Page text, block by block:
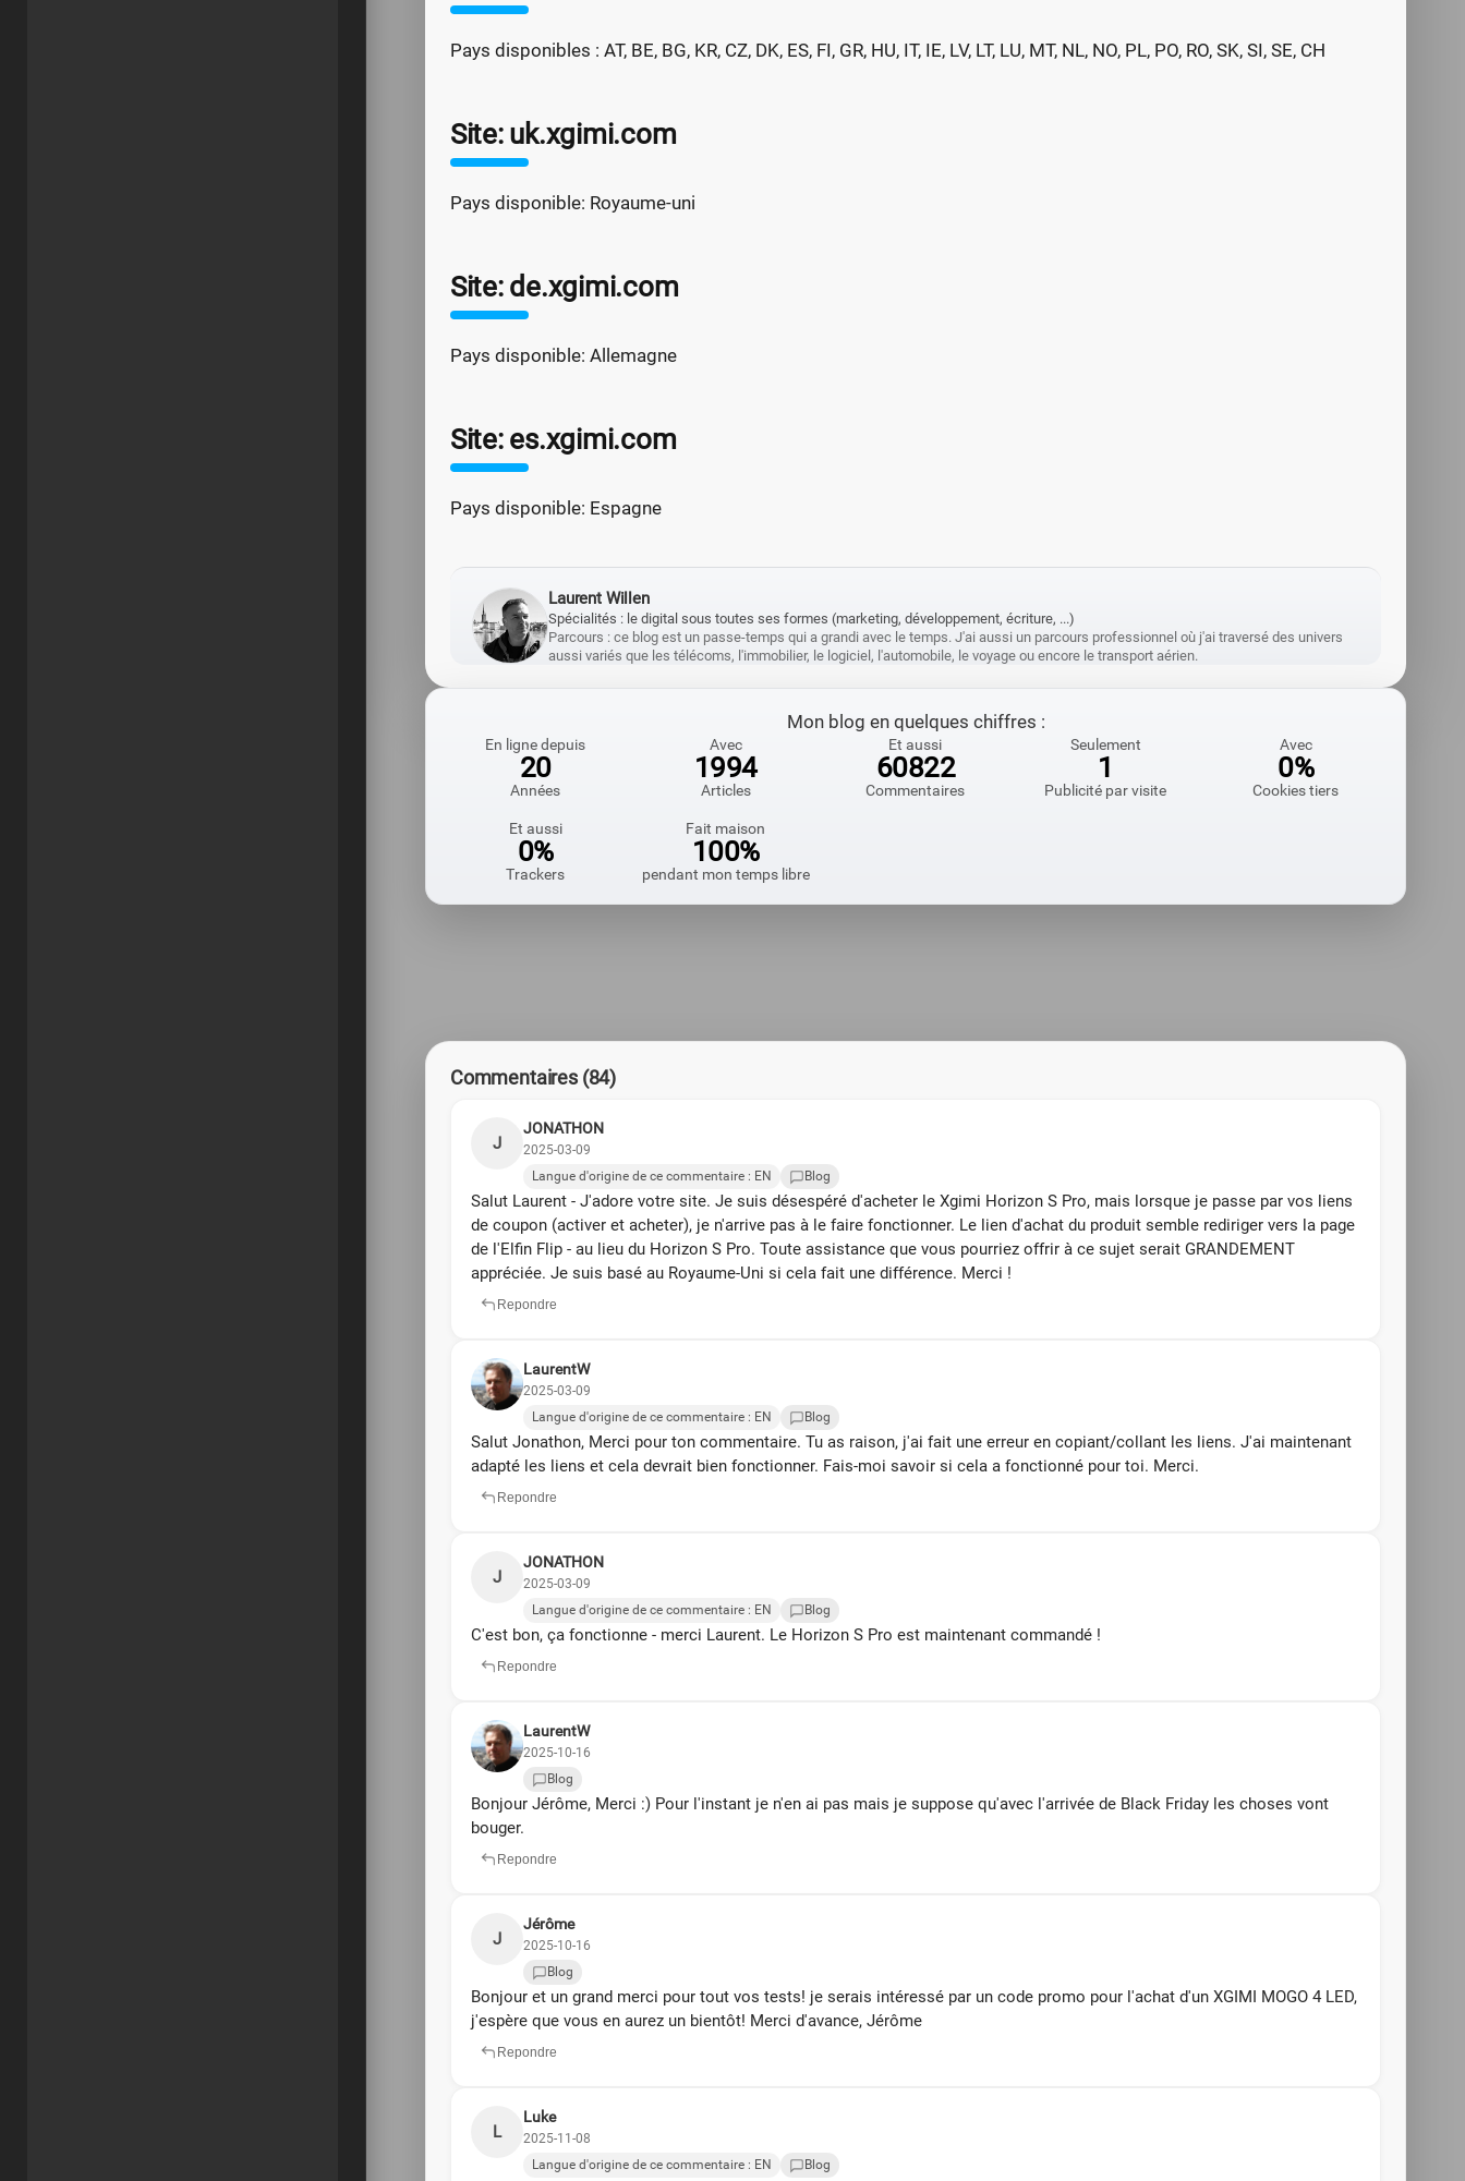
Pays disponibles : AT, BE, BG, KR, CZ, DK, ES, FI, GR, HU, IT, IE, LV, LT, LU, MT, NL, NO, PL, PO, RO, SK, SI, SE, CH
Site: uk.xgimi.com
Pays disponible: Royaume-uni
Site: de.xgimi.com
Pays disponible: Allemagne
Site: es.xgimi.com
Pays disponible: Espagne
Laurent Willen
Spécialités : le digital sous toutes ses formes (marketing, développement, écriture, ...)
Parcours : ce blog est un passe-temps qui a grandi avec le temps. J'ai aussi un parcours professionnel où j'ai traversé des univers
aussi variés que les télécoms, l'immobilier, le logiciel, l'automobile, le voyage ou encore le transport aérien.
Mon blog en quelques chiffres :
En ligne depuis
20
Années
Avec
1994
Articles
Et aussi
60822
Commentaires
Seulement
1
Publicité par visite
Avec
0%
Cookies tiers
Et aussi
0%
Trackers
Fait maison
100%
pendant mon temps libre
Commentaires (84)
J
JONATHON
2025-03-09
Langue d'origine de ce commentaire : EN Blog
Salut Laurent - J'adore votre site. Je suis désespéré d'acheter le Xgimi Horizon S Pro, mais lorsque je passe par vos liens
de coupon (activer et acheter), je n'arrive pas à le faire fonctionner. Le lien d'achat du produit semble rediriger vers la page
de l'Elfin Flip - au lieu du Horizon S Pro. Toute assistance que vous pourriez offrir à ce sujet serait GRANDEMENT
appréciée. Je suis basé au Royaume-Uni si cela fait une différence. Merci !
Repondre
LaurentW
2025-03-09
Langue d'origine de ce commentaire : EN Blog
Salut Jonathon, Merci pour ton commentaire. Tu as raison, j'ai fait une erreur en copiant/collant les liens. J'ai maintenant
adapté les liens et cela devrait bien fonctionner. Fais-moi savoir si cela a fonctionné pour toi. Merci.
Repondre
J
JONATHON
2025-03-09
Langue d'origine de ce commentaire : EN Blog
C'est bon, ça fonctionne - merci Laurent. Le Horizon S Pro est maintenant commandé !
Repondre
LaurentW
2025-10-16
Blog
Bonjour Jérôme, Merci :) Pour l'instant je n'en ai pas mais je suppose qu'avec l'arrivée de Black Friday les choses vont
bouger.
Repondre
J
Jérôme
2025-10-16
Blog
Bonjour et un grand merci pour tout vos tests! je serais intéressé par un code promo pour l'achat d'un XGIMI MOGO 4 LED,
j'espère que vous en aurez un bientôt! Merci d'avance, Jérôme
Repondre
L
Luke
2025-11-08
Langue d'origine de ce commentaire : EN Blog